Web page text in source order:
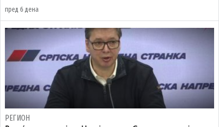
пред 6 дена
РЕГИОН